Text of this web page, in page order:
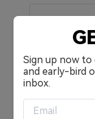
An mich
Sign up now to
and early-bird
inbox.